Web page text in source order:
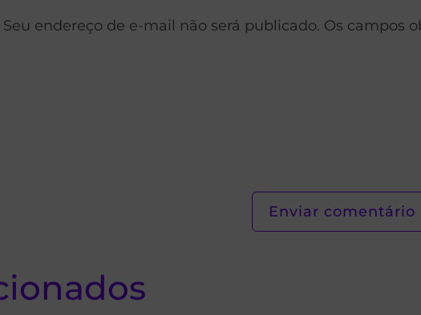
Seu endereço de e-mail não será publicado. Os campos